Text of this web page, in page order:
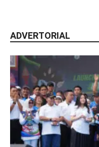
ADVERTORIAL